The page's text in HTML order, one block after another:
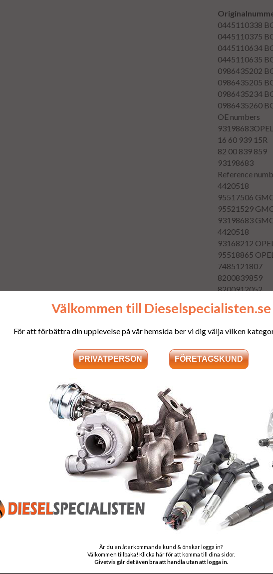
0445110338
0445110375
0445110634
0445110635
0986435202
0986435205
0986435234
0986435260
OE numbers
93198683OPEL
16 60 939 15R
82 00 839 859
93198683
Reference
4420518
95517506
95521529
93198683
4420518
93168212 OPEL
95518865 OPEL
7485121807
8200839859
8200912052
H82912226
1660000Q2G
166091245R
166093915R
Fri frakt både
Leveranstid:
Leveranstiden
Garanti:
12 månaders
Stomavgift
Som en
stomavgift,
Välkommen till Dieselspecialisten.se
För att förbättra din upplevelse på vår hemsida ber vi dig välja vilken
Är du en återkommande kund & önskar logga in?
Välkommen tillbaka! Klicka här för att komma till dina sidor.
Givetvis går det även bra att handla utan att logga in.